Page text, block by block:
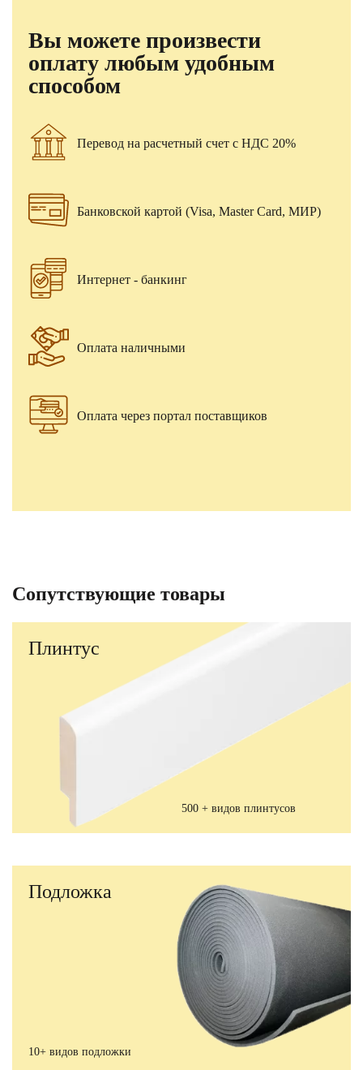
Вы можете произвести
оплату любым удобным
способом
Перевод на расчетный счет с НДС 20%
Банковской картой (Visa, Master Card, МИР)
Интернет - банкинг
Оплата наличными
Оплата через портал поставщиков
Сопутствующие товары
Плинтус
500 + видов плинтусов
Подложка
10+ видов подложки